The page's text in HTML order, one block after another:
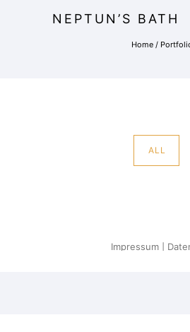
NEPTUN’S BATH
Home /
ALL
Impressum